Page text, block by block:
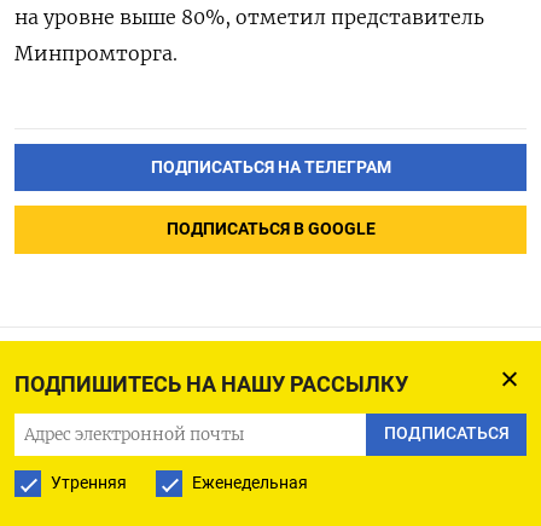
ПОДПИШИТЕСЬ НА НАШУ РАССЫЛКУ
ПОДПИСАТЬСЯ
Утренняя Еженедельная
на уровне выше 80%, отметил представитель
Минпромторга.
ПОДПИСАТЬСЯ НА ТЕЛЕГРАМ
ПОДПИСАТЬСЯ В GOOGLE
Газ в Европе дешевеет на
фоне мягкой погоды,
переговоров о перемирии